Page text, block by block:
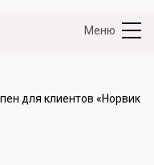
Меню
для клиентов «Норвик